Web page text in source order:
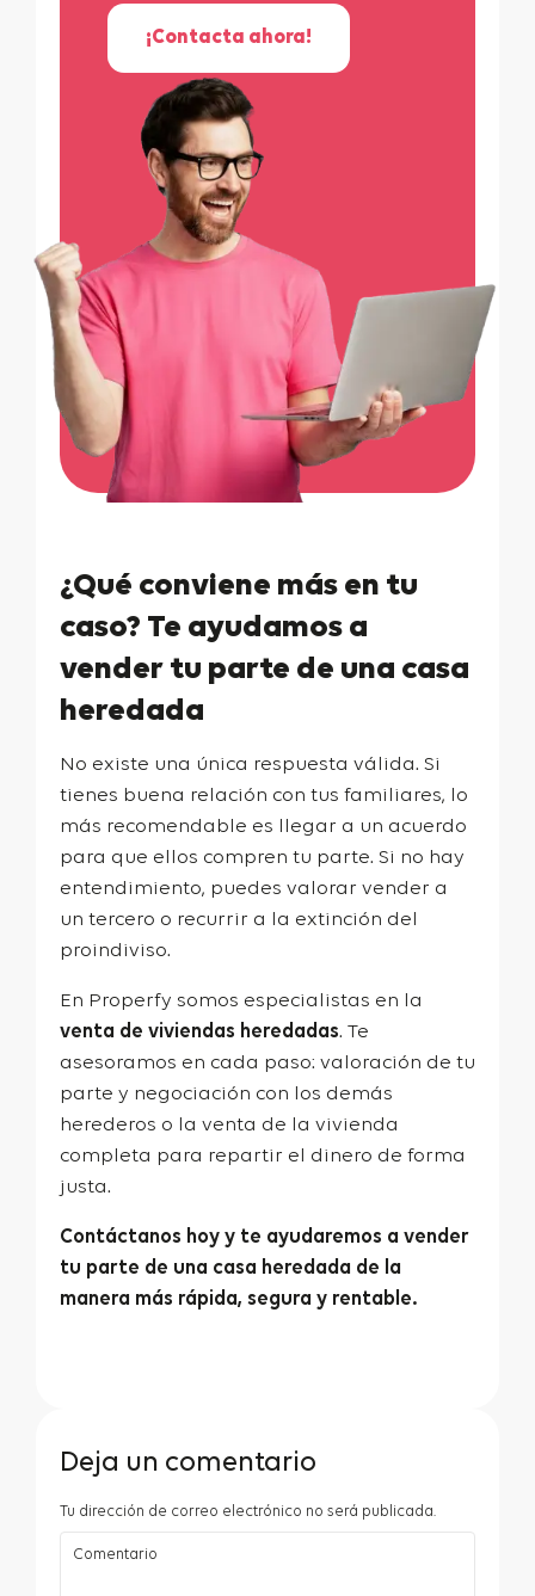
¡Contacta ahora!
¿Qué conviene más en tu
caso? Te ayudamos a
vender tu parte de una casa
heredada
No existe una única respuesta válida. Si
tienes buena relación con tus familiares, lo
más recomendable es llegar a un acuerdo
para que ellos compren tu parte. Si no hay
entendimiento, puedes valorar vender a
un tercero o recurrir a la extinción del
proindiviso.
En Properfy somos especialistas en la
venta de viviendas heredadas. Te
asesoramos en cada paso: valoración de tu
parte y negociación con los demás
herederos o la venta de la vivienda
completa para repartir el dinero de forma
justa.
Contáctanos hoy y te ayudaremos a vender
tu parte de una casa heredada de la
manera más rápida, segura y rentable.
Deja un comentario
Tu dirección de correo electrónico no será publicada.